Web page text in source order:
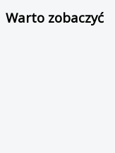
Warto zobaczyć